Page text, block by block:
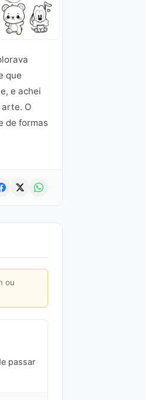
que
e achei
O
de formas
ou
passar